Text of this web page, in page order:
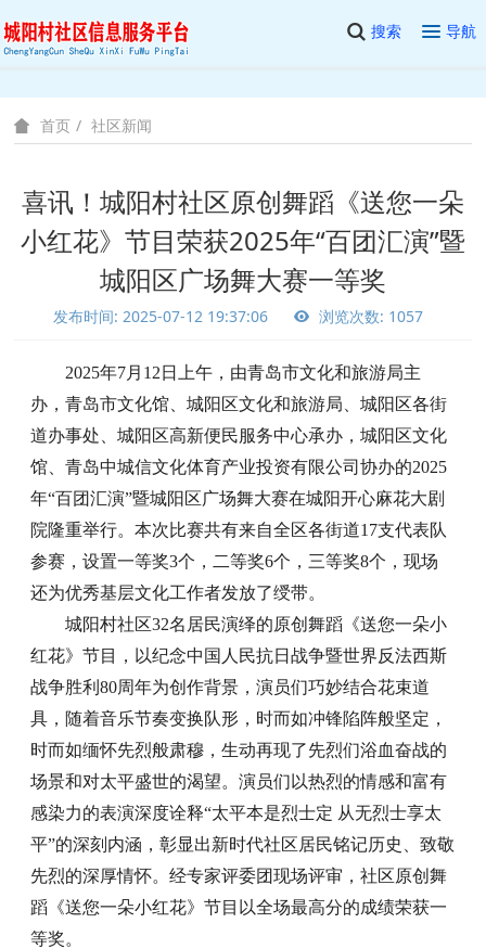
搜索 导航
首页 社区新闻
喜讯！城阳村社区原创舞蹈《送您一朵
小红花》节目荣获2025年“百团汇演”暨
城阳区广场舞大赛一等奖
发布时间: 2025-07-12 19:37:06 浏览次数: 1057
2025年7月12日上午，由青岛市文化和旅游局主
办，青岛市文化馆、城阳区文化和旅游局、城阳区各街
道办事处、城阳区高新便民服务中心承办，城阳区文化
馆、青岛中城信文化体育产业投资有限公司协办的2025
年“百团汇演”暨城阳区广场舞大赛在城阳开心麻花大剧
院隆重举行。本次比赛共有来自全区各街道17支代表队
参赛，设置一等奖3个，二等奖6个，三等奖8个，现场
还为优秀基层文化工作者发放了绶带。
城阳村社区32名居民演绎的原创舞蹈《送您一朵小
红花》节目，以纪念中国人民抗日战争暨世界反法西斯
战争胜利80周年为创作背景，演员们巧妙结合花束道
具，随着音乐节奏变换队形，时而如冲锋陷阵般坚定，
时而如缅怀先烈般肃穆，生动再现了先烈们浴血奋战的
场景和对太平盛世的渴望。演员们以热烈的情感和富有
感染力的表演深度诠释“太平本是烈士定 从无烈士享太
平”的深刻内涵，彰显出新时代社区居民铭记历史、致敬
先烈的深厚情怀。经专家评委团现场评审，社区原创舞
蹈《送您一朵小红花》节目以全场最高分的成绩荣获一
等奖。